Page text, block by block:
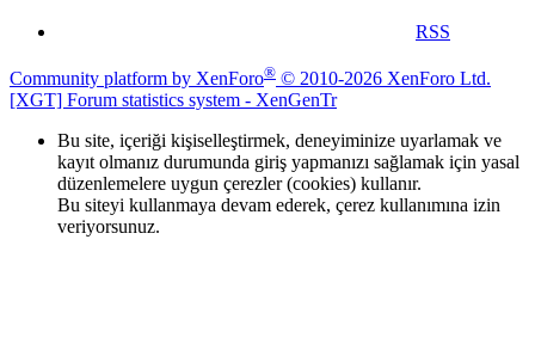
RSS
Community platform by XenForo® © 2010-2026 XenForo Ltd.
[XGT] Forum statistics system - XenGenTr
Bu site, içeriği kişiselleştirmek, deneyiminize uyarlamak ve
kayıt olmanız durumunda giriş yapmanızı sağlamak için yasal
düzenlemelere uygun çerezler (cookies) kullanır.
Bu siteyi kullanmaya devam ederek, çerez kullanımına izin
veriyorsunuz.